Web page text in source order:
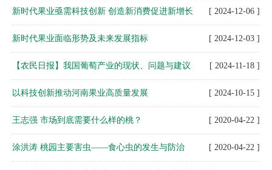
新时代果业亟需科技创新 创造新消费促进新增长 [ 2024-12-06 ]
新时代果业面临形势及未来发展指标 [ 2024-12-03 ]
【农民日报】我国葡萄产业的现状、问题与建议 [ 2024-11-18 ]
以科技创新推动河南果业高质量发展 [ 2024-10-15 ]
王志强 市场到底需要什么样的桃？ [ 2020-04-22 ]
涂洪涛 桃园主要害虫——食心虫的发生与防治 [ 2020-04-22 ]